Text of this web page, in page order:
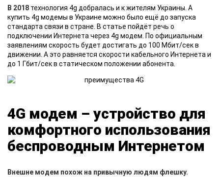
В 2018 технология 4g добралась и к жителям Украины. А
купить 4g модемы в Украине можно было ещё до запуска
стандарта связи в стране. В статье пойдёт речь о
подключении Интернета через 4g модем. По официальным
заявлениям скорость будет достигать до 100 Мбит/сек в
движении. А это равняется скорости кабельного Интернета и
до 1 Гбит/сек в статическом положении абонента.
4G модем – устройство для
комфортного использования
беспроводным Интернетом
Внешне модем похож на привычную людям флешку.